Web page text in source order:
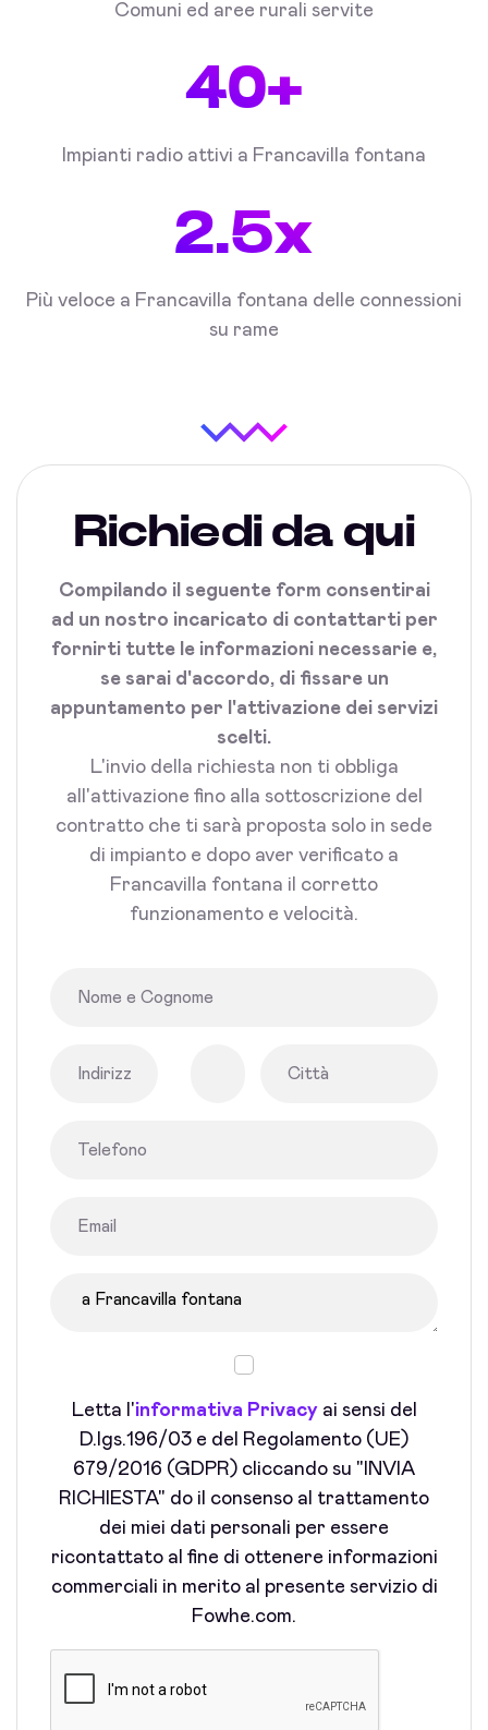
Comuni ed aree rurali servite
40+
Impianti radio attivi a Francavilla fontana
2.5x
Più veloce a Francavilla fontana delle connessioni
su rame
Richiedi da qui
Compilando il seguente form consentirai
ad un nostro incaricato di contattarti per
fornirti tutte le informazioni necessarie e,
se sarai d'accordo, di fissare un
appuntamento per l'attivazione dei servizi
scelti.
L'invio della richiesta non ti obbliga
all'attivazione fino alla sottoscrizione del
contratto che ti sarà proposta solo in sede
di impianto e dopo aver verificato a
Francavilla fontana il corretto
funzionamento e velocità.
Letta l'informativa Privacyai sensi del
D.lgs.196/03 e del Regolamento (UE)
679/2016 (GDPR) cliccando su "INVIA
RICHIESTA" do il consenso al trattamento
dei miei dati personali per essere
ricontattato al fine di ottenere informazioni
commerciali in merito al presente servizio di
Fowhe.com.